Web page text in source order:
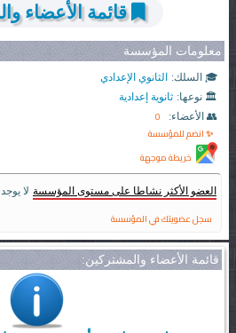
قائمة الأعضاء
معلومات المؤسسة
🎓 السلك: الثانوي الإعدادي
🏛️ نوعها: ثانوية إعدادية
👥 الأعضاء:
0
✨ انضم للمؤسسة
خريطة موجهة
العضو الأكثر نشاطا على مستوى المؤسسة لا
سجل عضويتك في المؤسسة
قائمة الأعضاء والمشتركين: